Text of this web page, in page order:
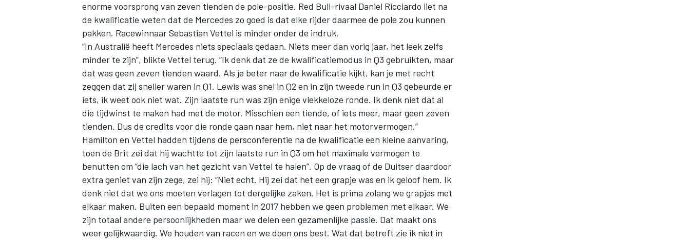
enorme voorsprong van zeven tienden de pole-positie. Red Bull-rivaal Daniel Ricciardo liet na
de kwalificatie weten dat de Mercedes zo goed is dat elke rijder daarmee de pole zou kunnen
pakken. Racewinnaar Sebastian Vettel is minder onder de indruk.
“In Australië heeft Mercedes niets speciaals gedaan. Niets meer dan vorig jaar, het leek zelfs
minder te zijn”, blikte Vettel terug. “Ik denk dat ze de kwalificatiemodus in Q3 gebruikten, maar
dat was geen zeven tienden waard. Als je beter naar de kwalificatie kijkt, kan je met recht
zeggen dat zij sneller waren in Q1. Lewis was snel in Q2 en in zijn tweede run in Q3 gebeurde er
iets, ik weet ook niet wat. Zijn laatste run was zijn enige vlekkeloze ronde. Ik denk niet dat al
die tijdwinst te maken had met de motor. Misschien een tiende, of iets meer, maar geen zeven
tienden. Dus de credits voor die ronde gaan naar hem, niet naar het motorvermogen.”
Hamilton en Vettel hadden tijdens de persconferentie na de kwalificatie een kleine aanvaring,
toen de Brit zei dat hij wachtte tot zijn laatste run in Q3 om het maximale vermogen te
benutten om “die lach van het gezicht van Vettel te halen”. Op de vraag of de Duitser daardoor
extra geniet van zijn zege, zei hij: “Niet echt. Hij zei dat het een grapje was en ik geloof hem. Ik
denk niet dat we ons moeten verlagen tot dergelijke zaken. Het is prima zolang we grapjes met
elkaar maken. Buiten een bepaald moment in 2017 hebben we geen problemen met elkaar. We
zijn totaal andere persoonlijkheden maar we delen een gezamenlijke passie. Dat maakt ons
weer gelijkwaardig. We houden van racen en we doen ons best. Wat dat betreft zie ik niet in